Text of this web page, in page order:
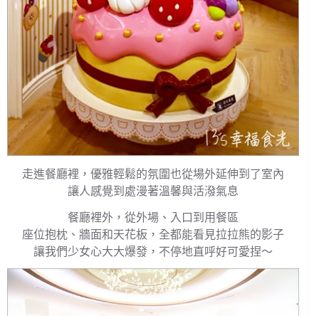
走進餐廳裡，優雅輕鬆的氛圍也從場外延伸到了室內
讓人感覺到處漫著溫馨與活潑氣息
餐廳裡外，從外場、入口到用餐區
座位抱枕、牆面和天花板，全都能看見拉拉熊的影子
讓我們少女心大大爆發，不停地直呼好可愛捏～